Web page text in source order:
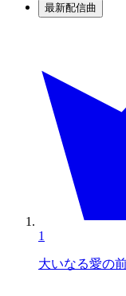
最新配信曲
1
大いなる愛の